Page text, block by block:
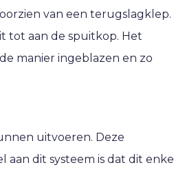
van een terugslagklep.
tot aan de spuitkop. Het
manier ingeblazen en zo
uitvoeren. Deze
dit systeem is dat dit enkel